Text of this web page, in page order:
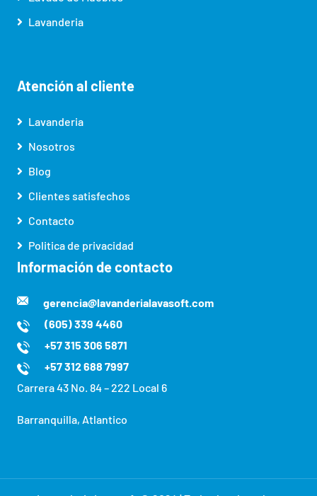
Lavanderia
Atención al cliente
Lavanderia
Nosotros
Blog
Clientes satisfechos
Contacto
Politica de privacidad
Información de contacto
gerencia@lavanderialavasoft.com
(605) 339 4460
+57 315 306 5871
+57 312 688 7997
Carrera 43 No. 84 – 222 Local 6
Barranquilla, Atlantico